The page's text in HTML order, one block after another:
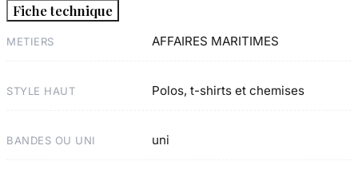
Fiche technique
METIERS AFFAIRES MARITIMES
STYLE HAUT Polos, t-shirts et chemises
BANDES OU UNI uni